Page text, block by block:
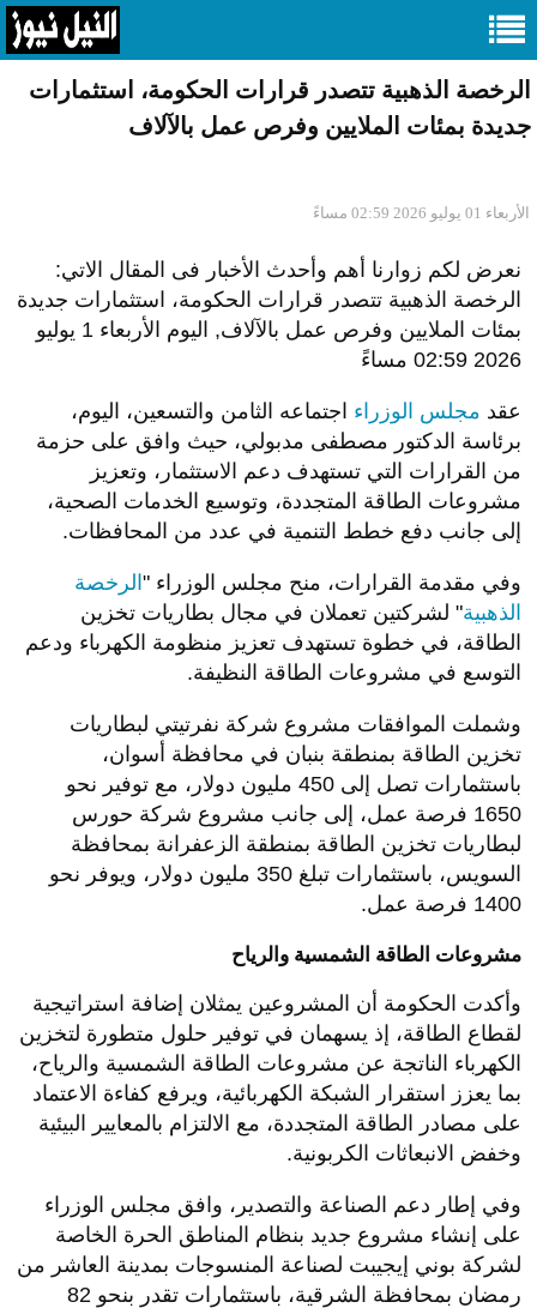
الرخصة الذهبية تتصدر قرارات الحكومة، استثمارات
جديدة بمئات الملايين وفرص عمل بالآلاف
الأربعاء 01 يوليو 2026 02:59 مساءً
نعرض لكم زوارنا أهم وأحدث الأخبار فى المقال الاتي:
الرخصة الذهبية تتصدر قرارات الحكومة، استثمارات جديدة
بمئات الملايين وفرص عمل بالآلاف, اليوم الأربعاء 1 يوليو
2026 02:59 مساءً
عقد مجلس الوزراء اجتماعه الثامن والتسعين، اليوم،
برئاسة الدكتور مصطفى مدبولي، حيث وافق على حزمة
من القرارات التي تستهدف دعم الاستثمار، وتعزيز
مشروعات الطاقة المتجددة، وتوسيع الخدمات الصحية،
إلى جانب دفع خطط التنمية في عدد من المحافظات.
وفي مقدمة القرارات، منح مجلس الوزراء " الرخصة
الذهبية" لشركتين تعملان في مجال بطاريات تخزين
الطاقة، في خطوة تستهدف تعزيز منظومة الكهرباء ودعم
التوسع في مشروعات الطاقة النظيفة.
وشملت الموافقات مشروع شركة نفرتيتي لبطاريات
تخزين الطاقة بمنطقة بنبان في محافظة أسوان،
باستثمارات تصل إلى 450 مليون دولار، مع توفير نحو
1650 فرصة عمل، إلى جانب مشروع شركة حورس
لبطاريات تخزين الطاقة بمنطقة الزعفرانة بمحافظة
السويس، باستثمارات تبلغ 350 مليون دولار، ويوفر نحو
1400 فرصة عمل.
مشروعات الطاقة الشمسية والرياح
وأكدت الحكومة أن المشروعين يمثلان إضافة استراتيجية
لقطاع الطاقة، إذ يسهمان في توفير حلول متطورة لتخزين
الكهرباء الناتجة عن مشروعات الطاقة الشمسية والرياح،
بما يعزز استقرار الشبكة الكهربائية، ويرفع كفاءة الاعتماد
على مصادر الطاقة المتجددة، مع الالتزام بالمعايير البيئية
وخفض الانبعاثات الكربونية.
وفي إطار دعم الصناعة والتصدير، وافق مجلس الوزراء
على إنشاء مشروع جديد بنظام المناطق الحرة الخاصة
لشركة بوني إيجيبت لصناعة المنسوجات بمدينة العاشر من
رمضان بمحافظة الشرقية، باستثمارات تقدر بنحو 82